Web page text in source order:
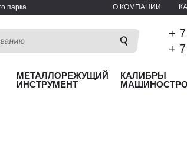
парка О КОМПАНИИ
+
+
МЕТАЛЛОРЕЖУЩИЙ
ИНСТРУМЕНТ
КАЛИБРЫ